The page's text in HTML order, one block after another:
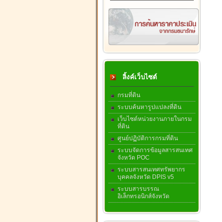
ลิ้งค์เว็บไซต์
กรมที่ดิน
ระบบค้นหารูปแปลงที่ดิน
เว็บไซต์หน่วยงานภายในกรม
ที่ดิน
ศูนย์ปฏิบัติการกรมที่ดิน
ระบบจัดการข้อมูลสารสนเทศ
จังหวัด POC
ระบบสารสนเทศทรัพยากร
บุคคลจังหวัด DPIS v5
ระบบสารบรรณ
อิเล็กทรอนิกส์จังหวัด